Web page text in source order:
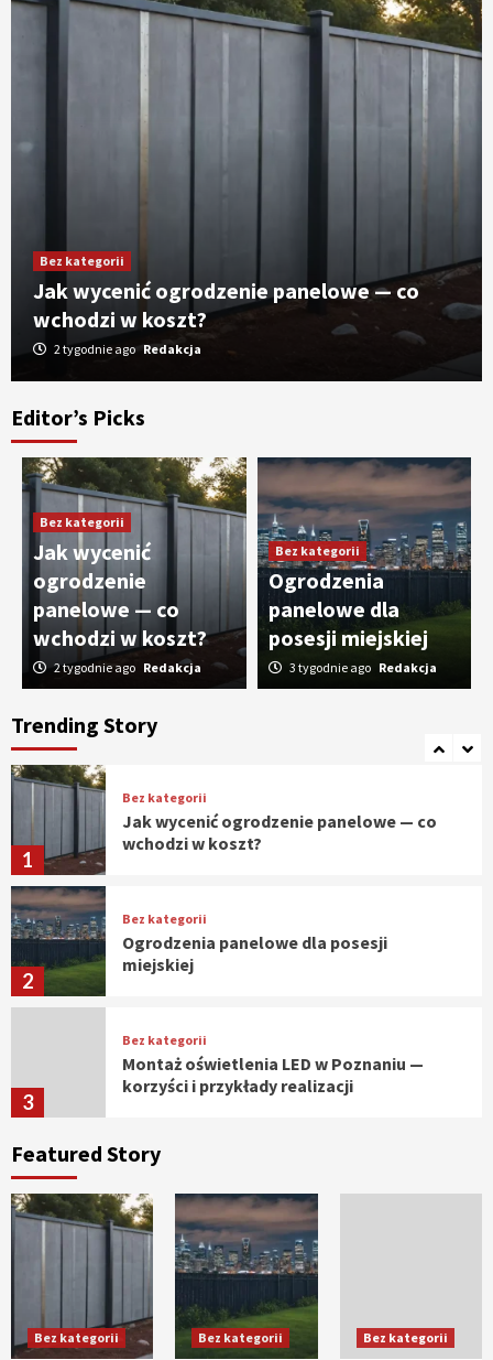
Bez kategorii
Jak wycenić ogrodzenie panelowe — co
wchodzi w koszt?
2 tygodnie ago Redakcja
Editor’s Picks
Bez kategorii
Jak wycenić
ogrodzenie
panelowe — co
wchodzi w koszt?
2 tygodnie ago Redakcja
Bez kategorii
Ogrodzenia
panelowe dla
posesji miejskiej
3 tygodnie ago Redakcja
Trending Story
3
Montaż oświetlenia LED w Poznaniu —
korzyści i przykłady realizacji
Bez kategorii
Jak certyfikat wpływa na ceny skupu
mleka owczego?
5
Bez kategorii
nieruchomości w Marbelli
1
Bez kategorii
Jak wycenić ogrodzenie panelowe — co
wchodzi w koszt?
2
Bez kategorii
Ogrodzenia panelowe dla posesji
miejskiej
3
Bez kategorii
Montaż oświetlenia LED w Poznaniu —
korzyści i przykłady realizacji
4
Bez kategorii
mleka owczego?
5
Analiza rynku luksusowych
nieruchomości w Marbelli
Featured Story
Bez kategorii Bez kategorii Bez kategorii